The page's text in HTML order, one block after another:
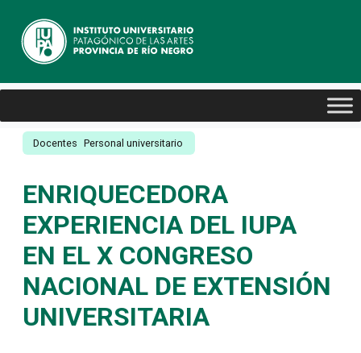
Docentes Personal universitario
ENRIQUECEDORA
EXPERIENCIA DEL IUPA
EN EL X CONGRESO
NACIONAL DE EXTENSIÓN
UNIVERSITARIA